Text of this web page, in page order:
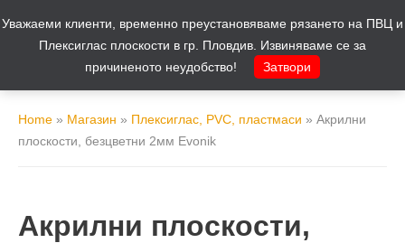
Home » Магазин » Плексиглас, PVC, пластмаси » Акрилни
плоскости, безцветни 2мм Evonik
Акрилни плоскости,
Уважаеми клиенти, временно преустановяваме рязането на ПВЦ и
Плексиглас плоскости в гр. Пловдив. Извиняваме се за
причиненото неудобство!
Затвори